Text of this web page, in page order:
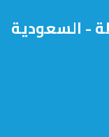
- السعودية